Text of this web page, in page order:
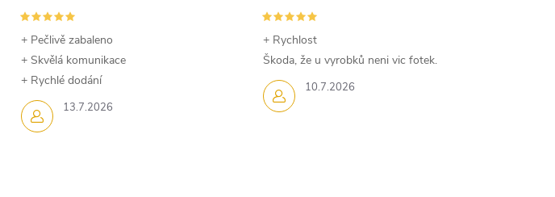
13.7.2026
+ Pečlivě zabaleno
+ Skvělá komunikace
+ Rychlé dodání
10.7.2026
+ Rychlost
Škoda, že u vyrobků neni vic fotek.